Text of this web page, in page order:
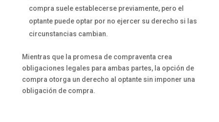
compra suele establecerse previamente, pero el
optante puede optar por no ejercer su derecho si las
circunstancias cambian.
Mientras que la promesa de compraventa crea
obligaciones legales para ambas partes, la opción de
compra otorga un derecho al optante sin imponer una
obligación de compra.